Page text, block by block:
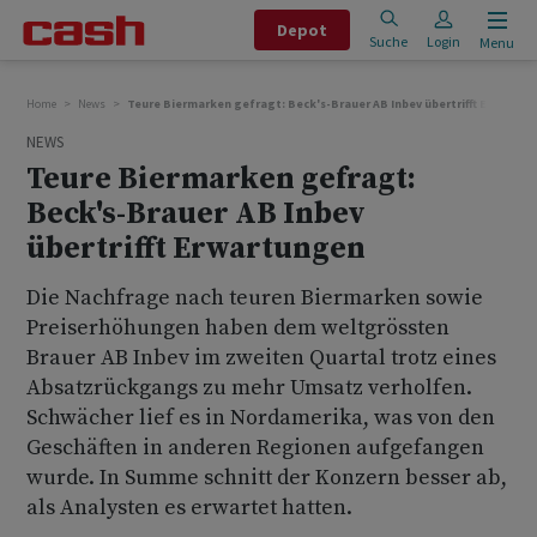
Depot
Suche Login Menu
Home News Teure Biermarken gefragt: Beck's-Brauer AB Inbev übertrifft
NEWS
Teure Biermarken gefragt:
Beck's-Brauer AB Inbev
übertrifft Erwartungen
Die Nachfrage nach teuren Biermarken sowie
Preiserhöhungen haben dem weltgrössten
Brauer AB Inbev im zweiten Quartal trotz eines
Absatzrückgangs zu mehr Umsatz verholfen.
Schwächer lief es in Nordamerika, was von den
Geschäften in anderen Regionen aufgefangen
wurde. In Summe schnitt der Konzern besser ab,
als Analysten es erwartet hatten.